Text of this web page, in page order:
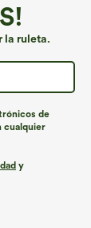
la ruleta.
de
cualquier
y